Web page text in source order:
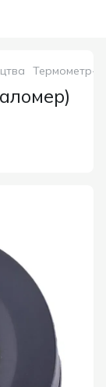
Термометр-